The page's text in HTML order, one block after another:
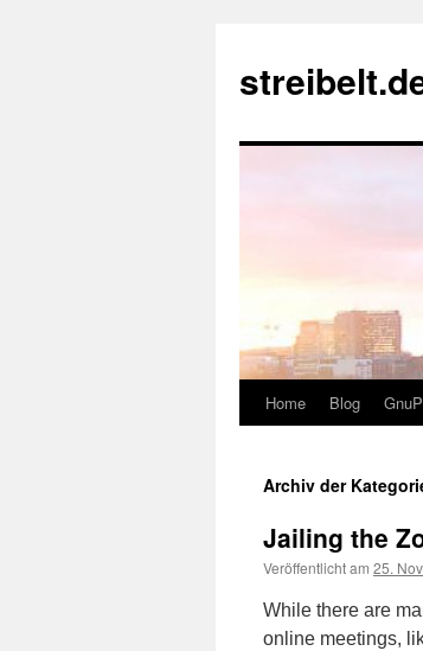
springen
Home Blog
Archiv der
Jailing the
Veröffentlicht am 25.
While there are
online meetings,